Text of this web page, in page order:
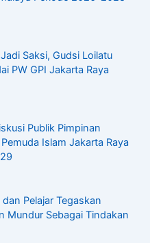
Saksi, Gudsi Loilatu
PW GPI Jakarta Raya
Publik Pimpinan
Islam Jakarta Raya
Pelajar Tegaskan
Mundur Sebagai Tindakan